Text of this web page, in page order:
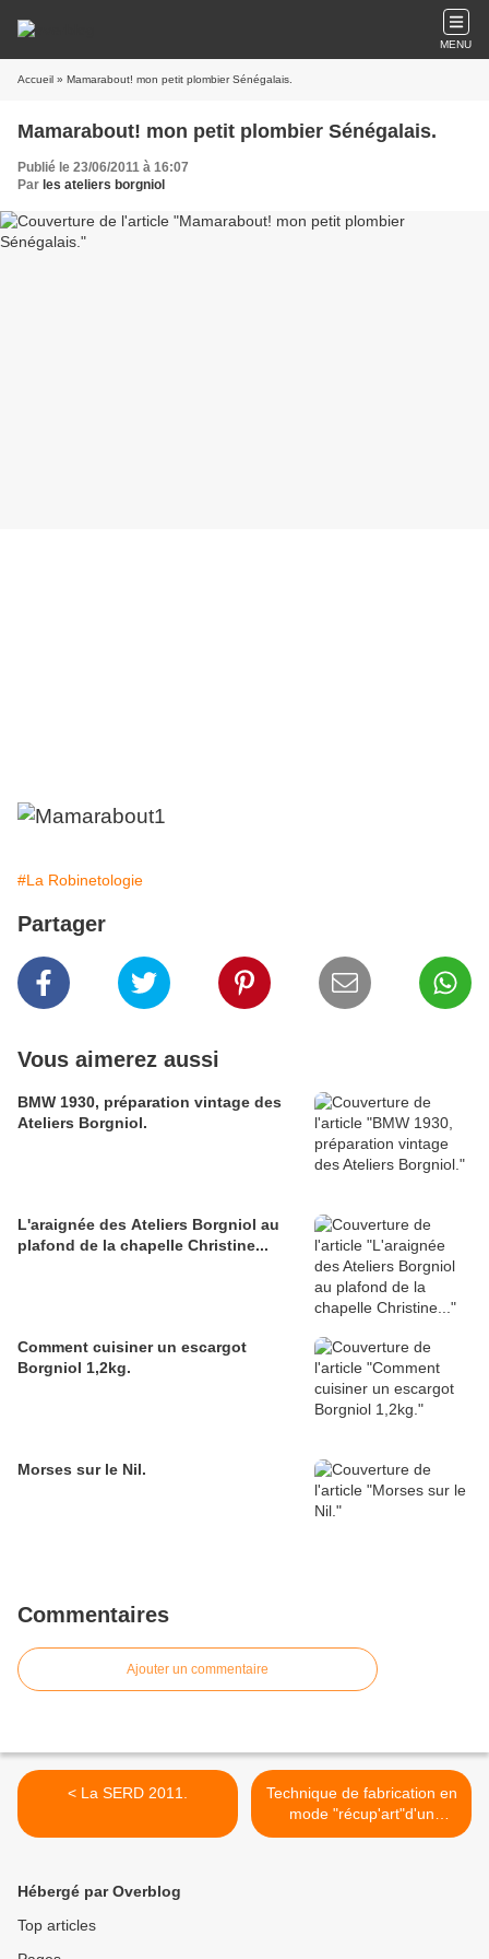
MENU
Accueil » Mamarabout! mon petit plombier Sénégalais.
Mamarabout! mon petit plombier Sénégalais.
Publié le 23/06/2011 à 16:07
Par les ateliers borgniol
#La Robinetologie
Partager
Vous aimerez aussi
BMW 1930, préparation vintage des
Ateliers Borgniol.
L'araignée des Ateliers Borgniol au
plafond de la chapelle Christine...
Comment cuisiner un escargot
Borgniol 1,2kg.
Morses sur le Nil.
Commentaires
Ajouter un commentaire
< La SERD 2011.
Technique de fabrication en
mode "récup'art"d'un
bracelet à partir d'une
Hébergé par Overblog
Top articles